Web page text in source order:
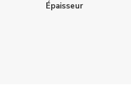
Épaisseur